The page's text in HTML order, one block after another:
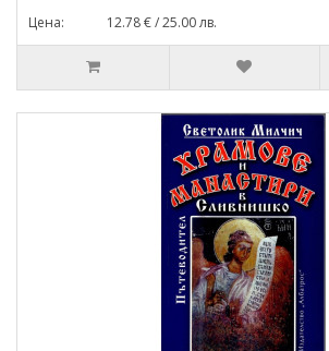
Цена: 12.78 € / 25.00 лв.